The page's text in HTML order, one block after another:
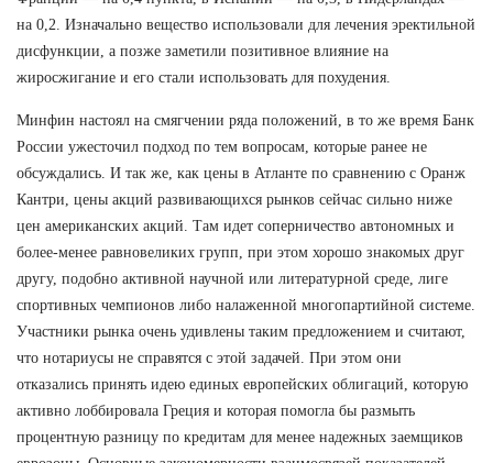
на 0,2. Изначально вещество использовали для лечения эректильной
дисфункции, а позже заметили позитивное влияние на
жиросжигание и его стали использовать для похудения.
Минфин настоял на смягчении ряда положений, в то же время Банк
России ужесточил подход по тем вопросам, которые ранее не
обсуждались. И так же, как цены в Атланте по сравнению с Оранж
Кантри, цены акций развивающихся рынков сейчас сильно ниже
цен американских акций. Там идет соперничество автономных и
более-менее равновеликих групп, при этом хорошо знакомых друг
другу, подобно активной научной или литературной среде, лиге
спортивных чемпионов либо налаженной многопартийной системе.
Участники рынка очень удивлены таким предложением и считают,
что нотариусы не справятся с этой задачей. При этом они
отказались принять идею единых европейских облигаций, которую
активно лоббировала Греция и которая помогла бы размыть
процентную разницу по кредитам для менее надежных заемщиков